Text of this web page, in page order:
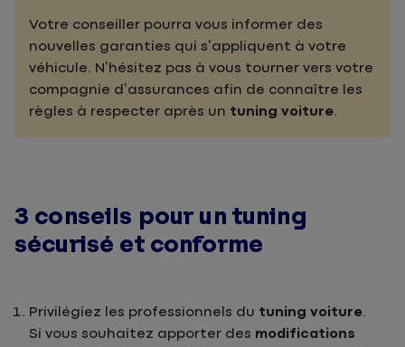
Votre conseiller pourra vous informer des
nouvelles garanties qui s’appliquent à votre
véhicule. N’hésitez pas à vous tourner vers votre
compagnie d’assurances afin de connaître les
règles à respecter après un tuning voiture.
3 conseils pour un tuning
sécurisé et conforme
Privilégiez les professionnels du tuning voiture.
Si vous souhaitez apporter des modifications